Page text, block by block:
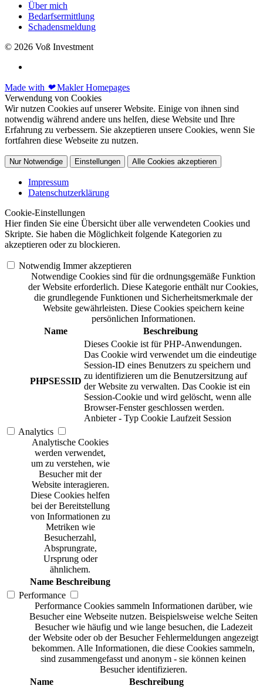
Über mich
Bedarfsermittlung
Schadensmeldung
© 2026 Voß Investment
Made with ❤Makler Homepages
Verwendung von Cookies
Wir nutzen Cookies auf unserer Website. Einige von ihnen sind
notwendig während andere uns helfen, diese Website und Ihre
Erfahrung zu verbessern. Sie akzeptieren unsere Cookies, wenn Sie
fortfahren diese Webseite zu nutzen.
Nur Notwendige Einstellungen Alle Cookies akzeptieren
Impressum
Datenschutzerklärung
Cookie-Einstellungen
Hier finden Sie eine Übersicht über alle verwendeten Cookies und
Skripte. Sie haben die Möglichkeit folgende Kategorien zu
akzeptieren oder zu blockieren.
Notwendig Immer akzeptieren
Notwendige Cookies sind für die ordnungsgemäße Funktion
der Website erforderlich. Diese Kategorie enthält nur Cookies,
die grundlegende Funktionen und Sicherheitsmerkmale der
Website gewährleisten. Diese Cookies speichern keine
persönlichen Informationen.
Name
Beschreibung
PHPSESSID
Dieses Cookie ist für PHP-Anwendungen.
Das Cookie wird verwendet um die eindeutige
Session-ID eines Benutzers zu speichern und
zu identifizieren um die Benutzersitzung auf
der Website zu verwalten. Das Cookie ist ein
Session-Cookie und wird gelöscht, wenn alle
Browser-Fenster geschlossen werden.
Anbieter - Typ Cookie Laufzeit Session
Analytics
Analytische Cookies
werden verwendet,
um zu verstehen, wie
Besucher mit der
Website interagieren.
Diese Cookies helfen
bei der Bereitstellung
von Informationen zu
Metriken wie
Besucherzahl,
Absprungrate,
Ursprung oder
ähnlichem.
Name Beschreibung
Performance
Performance Cookies sammeln Informationen darüber, wie
Besucher eine Webseite nutzen. Beispielsweise welche Seiten
Besucher wie häufig und wie lange besuchen, die Ladezeit
der Website oder ob der Besucher Fehlermeldungen angezeigt
bekommen. Alle Informationen, die diese Cookies sammeln,
sind zusammengefasst und anonym - sie können keinen
Besucher identifizieren.
Name
Beschreibung